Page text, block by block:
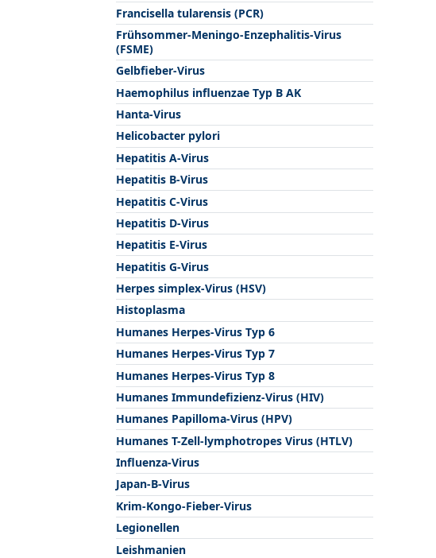
Francisella tularensis (PCR)
Frühsommer-Meningo-Enzephalitis-Virus
(FSME)
Gelbfieber-Virus
Haemophilus influenzae Typ B AK
Hanta-Virus
Helicobacter pylori
Hepatitis A-Virus
Hepatitis B-Virus
Hepatitis C-Virus
Hepatitis D-Virus
Hepatitis E-Virus
Hepatitis G-Virus
Herpes simplex-Virus (HSV)
Histoplasma
Humanes Herpes-Virus Typ 6
Humanes Herpes-Virus Typ 7
Humanes Herpes-Virus Typ 8
Humanes Immundefizienz-Virus (HIV)
Humanes Papilloma-Virus (HPV)
Humanes T-Zell-lymphotropes Virus (HTLV)
Influenza-Virus
Japan-B-Virus
Krim-Kongo-Fieber-Virus
Legionellen
Leishmanien